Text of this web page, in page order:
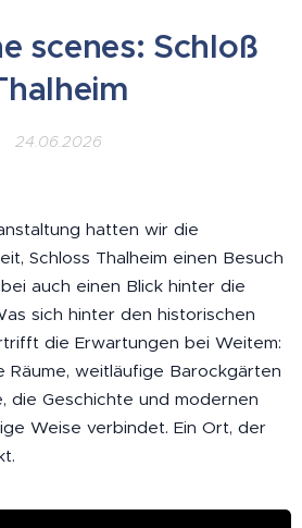
scenes: Schloß
24.06.2026
hatten wir die
Schloss Thalheim einen Besuch
auch einen Blick hinter die
sich hinter den historischen
die Erwartungen bei Weitem:
weitläufige Barockgärten
die Geschichte und modernen
Weise verbindet. Ein Ort, der